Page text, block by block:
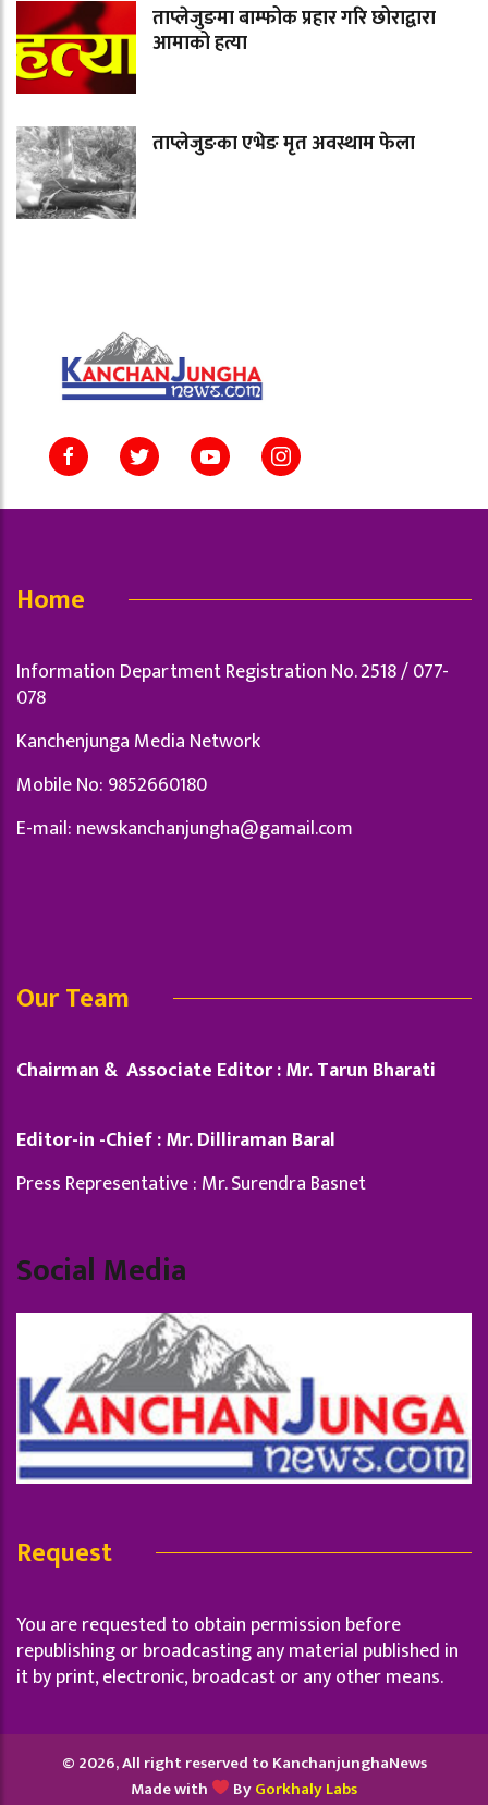
ताप्लेजुङमा बाम्फोक प्रहार गरि छोराद्वारा
आमाको हत्या
ताप्लेजुङका एभेङ मृत अवस्थाम फेला
Home
Information Department Registration No. 2518 / 077-
078
Kanchenjunga Media Network
Mobile No: 9852660180
E-mail: newskanchanjungha@gamail.com
Our Team
Chairman & Associate Editor : Mr. Tarun Bharati
Editor-in -Chief : Mr. Dilliraman Baral
Press Representative : Mr. Surendra Basnet
Social Media
Request
You are requested to obtain permission before
republishing or broadcasting any material published in
it by print, electronic, broadcast or any other means.
© 2026, All right reserved to KanchanjunghaNews
Made with
ByGorkhaly Labs